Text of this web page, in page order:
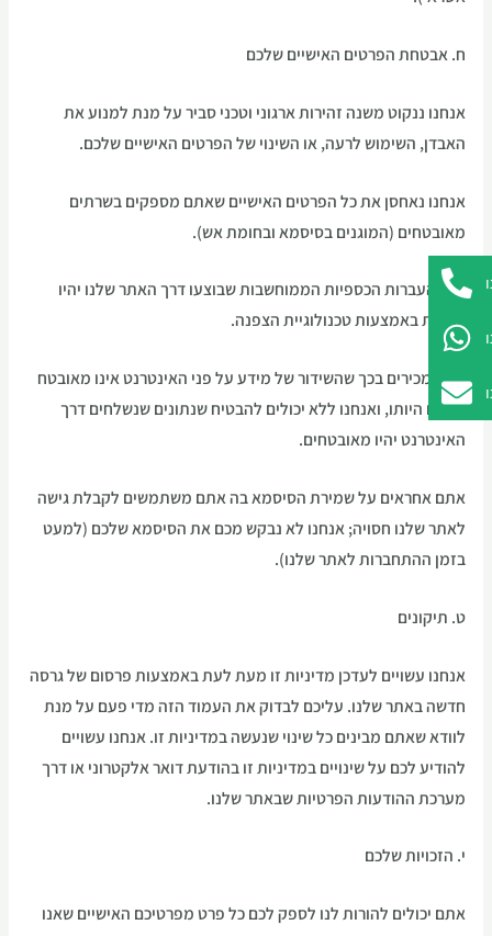
ח. אבטחת הפרטים האישיים שלכם
אנחנו ננקוט משנה זהירות ארגוני וטכני סביר על מנת למנוע את
האבדן, השימוש לרעה, או השינוי של הפרטים האישיים שלכם.
אנחנו נאחסן את כל הפרטים האישיים שאתם מספקים בשרתים
מאובטחים (המוגנים בסיסמא ובחומת אש).
כל ההעברות הכספיות הממוחשבות שבוצעו דרך האתר שלנו יהיו
מוגנות באמצעות טכנולוגיית הצפנה.
אתם מכירים בכך שהשידור של מידע על פני האינטרנט אינו מאובטח
מעצם היותו, ואנחנו ללא יכולים להבטיח שנתונים שנשלחים דרך
האינטרנט יהיו מאובטחים.
אתם אחראים על שמירת הסיסמא בה אתם משתמשים לקבלת גישה
לאתר שלנו חסויה; אנחנו לא נבקש מכם את הסיסמא שלכם (למעט
בזמן ההתחברות לאתר שלנו).
ט. תיקונים
אנחנו עשויים לעדכן מדיניות זו מעת לעת באמצעות פרסום של גרסה
חדשה באתר שלנו. עליכם לבדוק את העמוד הזה מדי פעם על מנת
לוודא שאתם מבינים כל שינוי שנעשה במדיניות זו. אנחנו עשויים
להודיע לכם על שינויים במדיניות זו בהודעת דואר אלקטרוני או דרך
מערכת ההודעות הפרטיות שבאתר שלנו.
י. הזכויות שלכם
אתם יכולים להורות לנו לספק לכם כל פרט מפרטיכם האישיים שאנו